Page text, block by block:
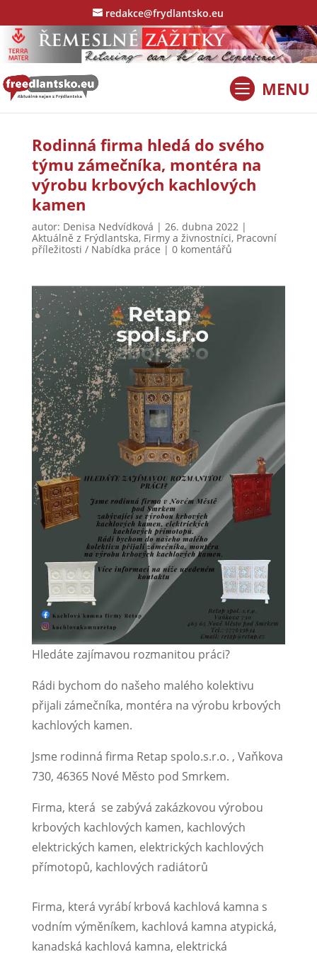
redakce@frydlantsko.eu
Rodinná firma hledá do svého
týmu zámečníka, montéra na
výrobu krbových kachlových
kamen
autor: Denisa Nedvídková | 26. dubna 2022 |
Aktuálně z Frýdlantska, Firmy a živnostníci, Pracovní
příležitosti / Nabídka práce | 0 komentářů
Hledáte zajímavou rozmanitou práci?
Rádi bychom do našeho malého kolektivu
přijali zámečníka, montéra na výrobu krbových
kachlových kamen.
Jsme rodinná firma Retap spolo.s.r.o. , Vaňkova
730, 46365 Nové Město pod Smrkem.
Firma, která se zabývá zakázkovou výrobou
krbových kachlových kamen, kachlových
elektrických kamen, elektrických kachlových
přímotopů, kachlových radiátorů
Firma, která vyrábí krbová kachlová kamna s
vodním výměníkem, kachlová kamna atypická,
kanadská kachlová kamna, elektrická